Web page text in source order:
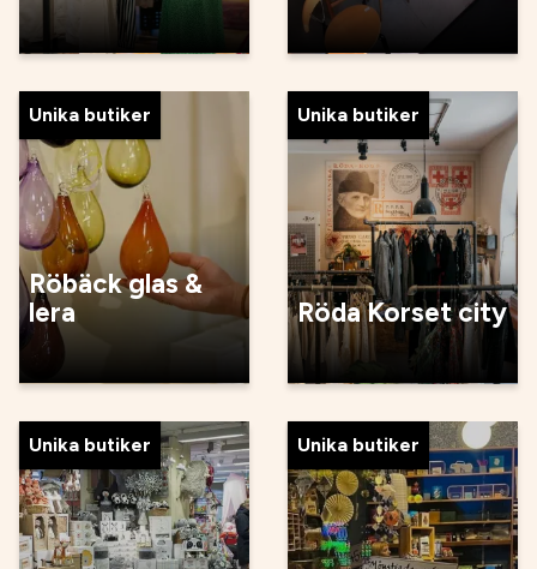
Unika butiker
Röbäck glas &
lera
Unika butiker
Röda Korset city
Unika butiker Unika butiker